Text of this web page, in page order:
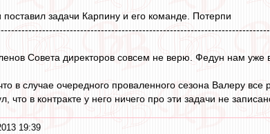
поставил задачи Карпину и его команде. Потерпи
Совета директоров совсем не верю. Федун нам
в случае очередного проваленного сезона Валеру все
что в контракте у него ничего про эти задачи не
19:39